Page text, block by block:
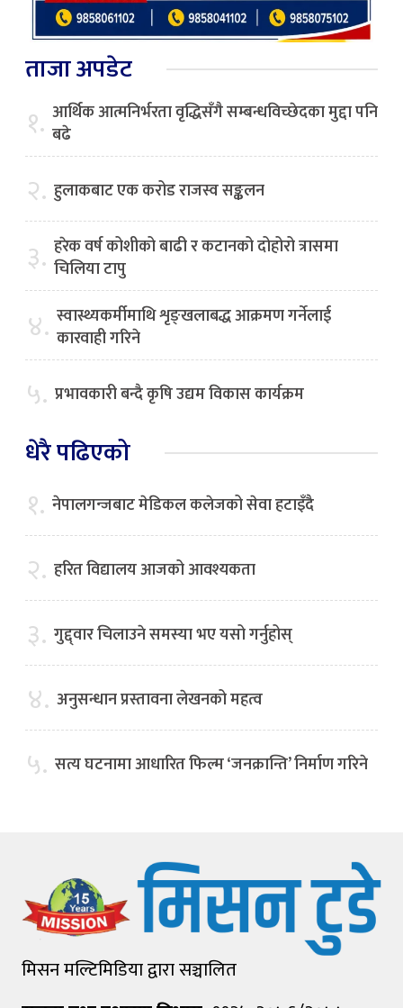
ताजा अपडेट
१. आर्थिक आत्मनिर्भरता वृद्धिसँगै सम्बन्धविच्छेदका मुद्दा पनि
बढे
२. हुलाकबाट एक करोड राजस्व सङ्कलन
३. हरेक वर्ष कोशीको बाढी र कटानको दोहोरो त्रासमा
चिलिया टापु
४. स्वास्थ्यकर्मीमाथि शृङ्खलाबद्ध आक्रमण गर्नेलाई
कारवाही गरिने
५. प्रभावकारी बन्दै कृषि उद्यम विकास कार्यक्रम
धेरै पढिएको
१. नेपालगन्जबाट मेडिकल कलेजको सेवा हटाइँदै
२. हरित विद्यालय आजको आवश्यकता
३. गुद्द्वार चिलाउने समस्या भए यसो गर्नुहोस्
४. अनुसन्धान प्रस्तावना लेखनको महत्व
५. सत्य घटनामा आधारित फिल्म ‘जनक्रान्ति’ निर्माण गरिने
मिसन मल्टिमिडिया द्वारा सञ्चालित